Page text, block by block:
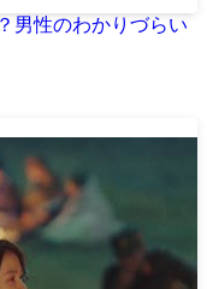
男性のわかりづらい